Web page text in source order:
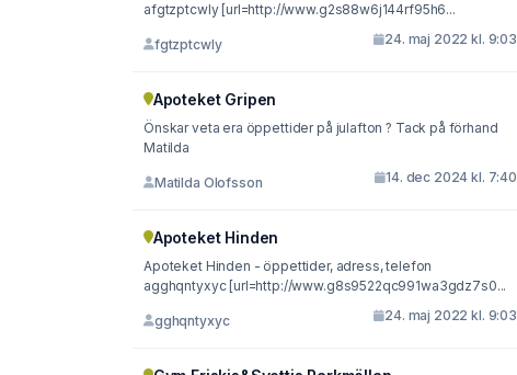
afgtzptcwly [url=http://www.g2s88w6j144rf95h6...
fgtzptcwly 24. maj 2022 kl. 9:03
Apoteket Gripen
Önskar veta era öppettider på julafton ? Tack på förhand
Matilda
Matilda Olofsson 14. dec 2024 kl. 7:40
Apoteket Hinden
Apoteket Hinden - öppettider, adress, telefon
agghqntyxyc [url=http://www.g8s9522qc991wa3gdz7s0...
gghqntyxyc 24. maj 2022 kl. 9:03